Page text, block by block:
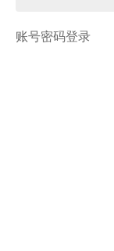
账号密码登录